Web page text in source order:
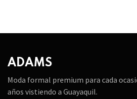
ADAMS
Moda formal premium para cada
años vistiendo a Guayaquil.